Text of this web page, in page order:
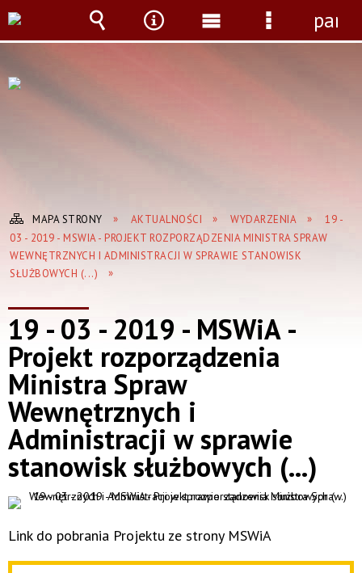
MAPA STRONY AKTUALNOŚCI WYDARZENIA
19 -
03 - 2019 - MSWIA - PROJEKT ROZPORZĄDZENIA MINISTRA SPRAW
WEWNĘTRZNYCH I ADMINISTRACJI W SPRAWIE STANOWISK
SŁUŻBOWYCH (...)
19 - 03 - 2019 - MSWiA -
Projekt rozporządzenia
Ministra Spraw
Wewnętrznych i
Administracji w sprawie
stanowisk służbowych (...)
Link do pobrania Projektu ze strony MSWiA
Wyszukiwarka
Narzędzia
Menu
główne
Menu
panel